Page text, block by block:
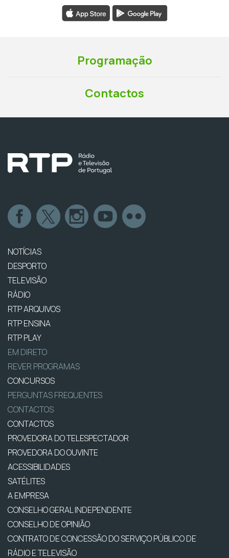
Programação
Contactos
NOTÍCIAS
DESPORTO
TELEVISÃO
RÁDIO
RTP ARQUIVOS
RTP ENSINA
RTP PLAY
EM DIRETO
REVER PROGRAMAS
CONCURSOS
PERGUNTAS FREQUENTES
CONTACTOS
CONTACTOS
PROVEDORA DO TELESPECTADOR
PROVEDORA DO OUVINTE
ACESSIBILIDADES
SATÉLITES
A EMPRESA
CONSELHO GERAL INDEPENDENTE
CONSELHO DE OPINIÃO
CONTRATO DE CONCESSÃO DO SERVIÇO PÚBLICO DE
RÁDIO E TELEVISÃO